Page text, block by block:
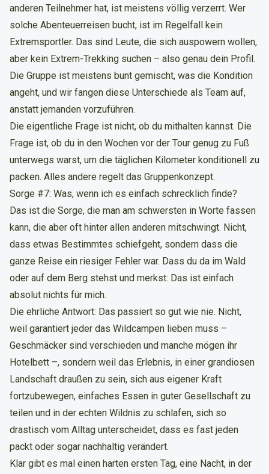
anderen Teilnehmer hat, ist meistens völlig verzerrt. Wer
solche Abenteuerreisen bucht, ist im Regelfall kein
Extremsportler. Das sind Leute, die sich auspowern wollen,
aber kein Extrem-Trekking suchen – also genau dein Profil.
Die Gruppe ist meistens bunt gemischt, was die Kondition
angeht, und wir fangen diese Unterschiede als Team auf,
anstatt jemanden vorzuführen.
Die eigentliche Frage ist nicht, ob du mithalten kannst. Die
Frage ist, ob du in den Wochen vor der Tour genug zu Fuß
unterwegs warst, um die täglichen Kilometer konditionell zu
packen. Alles andere regelt das Gruppenkonzept.
Sorge #7: Was, wenn ich es einfach schrecklich finde?
Das ist die Sorge, die man am schwersten in Worte fassen
kann, die aber oft hinter allen anderen mitschwingt. Nicht,
dass etwas Bestimmtes schiefgeht, sondern dass die
ganze Reise ein riesiger Fehler war. Dass du da im Wald
oder auf dem Berg stehst und merkst: Das ist einfach
absolut nichts für mich.
Die ehrliche Antwort: Das passiert so gut wie nie. Nicht,
weil garantiert jeder das Wildcampen lieben muss –
Geschmäcker sind verschieden und manche mögen ihr
Hotelbett –, sondern weil das Erlebnis, in einer grandiosen
Landschaft draußen zu sein, sich aus eigener Kraft
fortzubewegen, einfaches Essen in guter Gesellschaft zu
teilen und in der echten Wildnis zu schlafen, sich so
drastisch vom Alltag unterscheidet, dass es fast jeden
packt oder sogar nachhaltig verändert.
Klar gibt es mal einen harten ersten Tag, eine Nacht, in der